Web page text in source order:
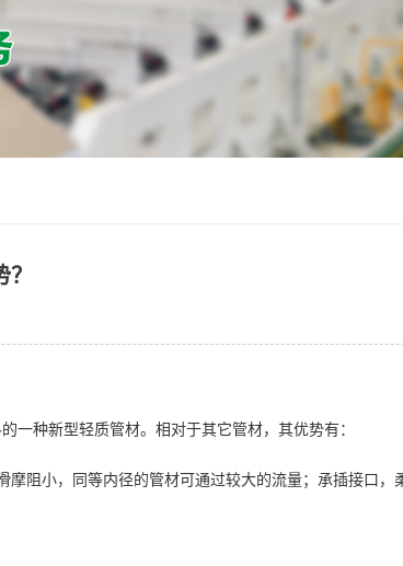
一种新型轻质管材。相对于其它管材，其优势有：
阻小，同等内径的管材可通过较大的流量；承插接口，